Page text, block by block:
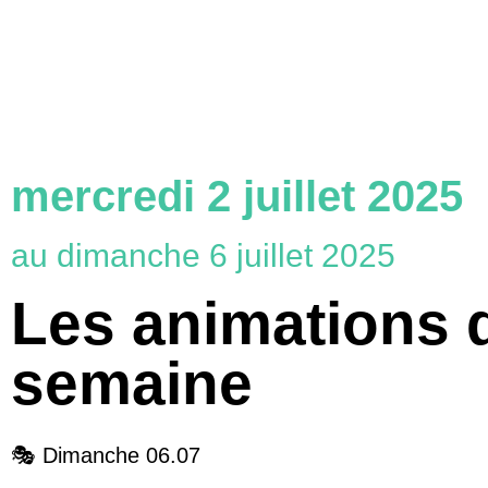
mercredi 2 juillet 2025
au dimanche 6 juillet 2025
Les animations
semaine
🎭​ Dimanche 06.07